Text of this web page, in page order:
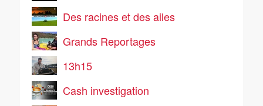
Des racines et des ailes
Grands Reportages
13h15
Cash investigation